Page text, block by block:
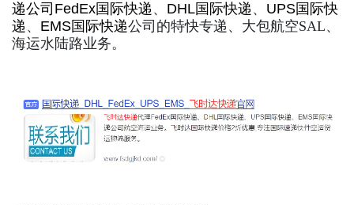
递公司 FedEx国际快递 、 DHL国际快递 、 UPS国际快
递 、 EMS国际快递公司的特快专递、大包航空SAL、
海运水陆路业务。